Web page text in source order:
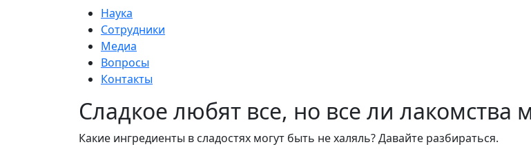
Наука
Сотрудники
Медиа
Вопросы
Контакты
Сладкое любят все, но все ли лакомства
Какие ингредиенты в сладостях могут быть не халяль? Давайте разбираться.